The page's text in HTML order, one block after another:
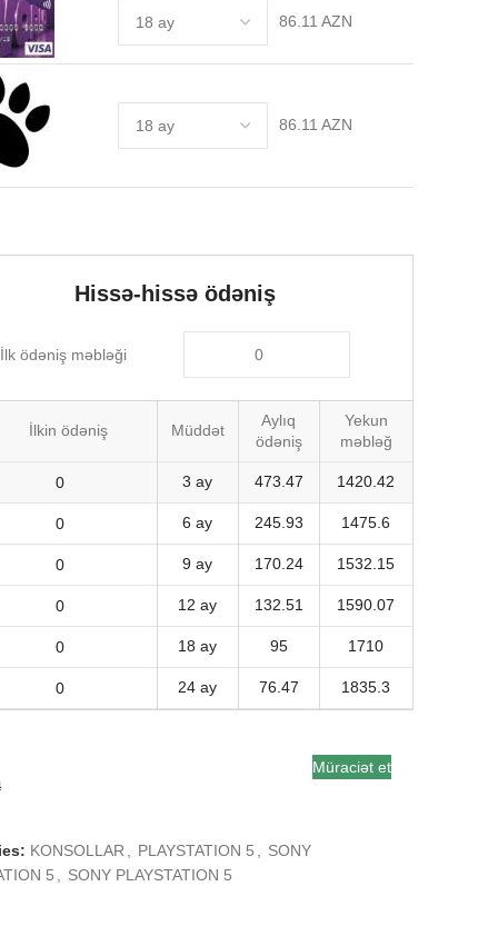
86.11 AZN
86.11 AZN
Hissə-hissə ödəniş
İlk ödəniş məbləği
İlkin ödəniş Müddət
Aylıq
ödəniş
Yekun
məbləğ
3 ay 473.47 1420.42
6 ay 245.93 1475.6
9 ay 170.24 1532.15
12 ay 132.51 1590.07
18 ay 95 1710
24 ay 76.47 1835.3
Müraciət et
KONSOLLAR PLAYSTATION 5
SONY
5
SONY PLAYSTATION 5